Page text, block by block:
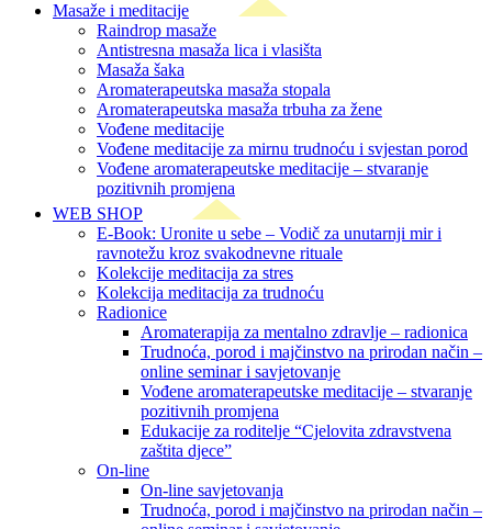
Masaže i meditacije
Raindrop masaže
Antistresna masaža lica i vlasišta
Masaža šaka
Aromaterapeutska masaža stopala
Aromaterapeutska masaža trbuha za žene
Vođene meditacije
Vođene meditacije za mirnu trudnoću i svjestan porod
Vođene aromaterapeutske meditacije – stvaranje
pozitivnih promjena
WEB SHOP
E-Book: Uronite u sebe – Vodič za unutarnji mir i
ravnotežu kroz svakodnevne rituale
Kolekcije meditacija za stres
Kolekcija meditacija za trudnoću
Radionice
Aromaterapija za mentalno zdravlje – radionica
Trudnoća, porod i majčinstvo na prirodan način –
online seminar i savjetovanje
Vođene aromaterapeutske meditacije – stvaranje
pozitivnih promjena
Edukacije za roditelje “Cjelovita zdravstvena
zaštita djece”
On-line
On-line savjetovanja
Trudnoća, porod i majčinstvo na prirodan način –